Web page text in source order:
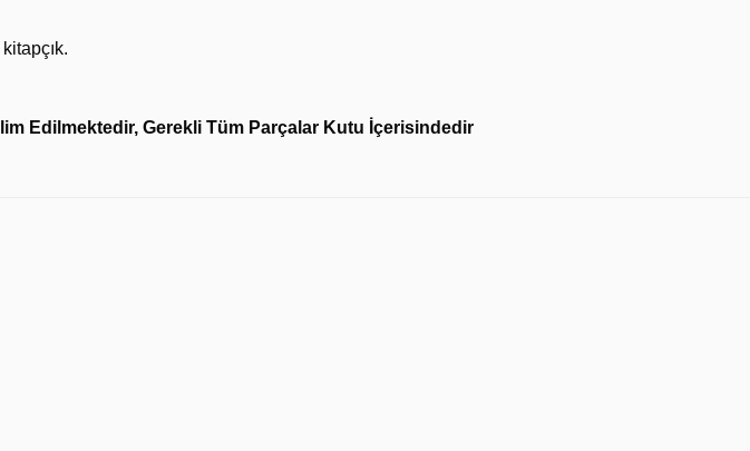
Edilmektedir, Gerekli Tüm Parçalar Kutu İçerisindedir